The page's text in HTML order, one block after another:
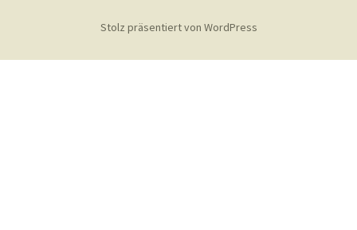
Stolz präsentiert von WordPress